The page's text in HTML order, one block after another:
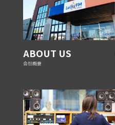
ABOUT US
会社概要